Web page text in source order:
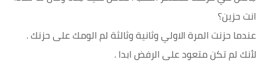
انت حزين؟
عندما حزنت المرة الاولي وثانية وثالثة لم الومك على حزنك .
لأنك لم تكن متعود على الرفض ابدا .